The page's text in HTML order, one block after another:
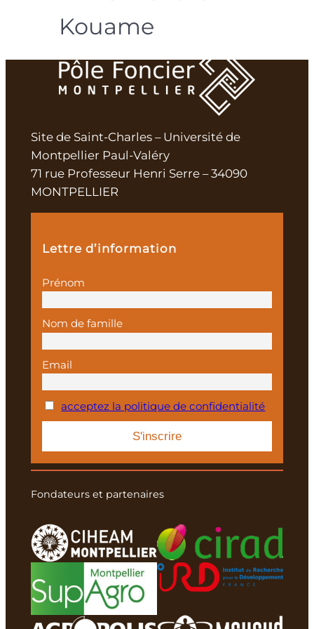
Kouame
Site de Saint-Charles – Université de
Montpellier Paul-Valéry
71 rue Professeur Henri Serre – 34090
MONTPELLIER
Lettre d’information
Prénom
Nom de famille
Email
acceptez la politique de confidentialité
Fondateurs et partenaires